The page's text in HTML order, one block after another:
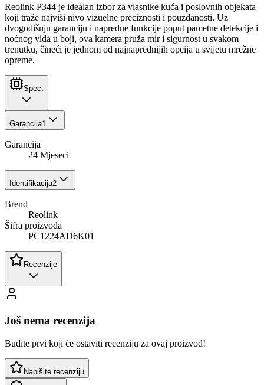
Reolink P344 je idealan izbor za vlasnike kuća i poslovnih objekata
koji traže najviši nivo vizuelne preciznosti i pouzdanosti. Uz
dvogodišnju garanciju i napredne funkcije poput pametne detekcije i
noćnog vida u boji, ova kamera pruža mir i sigurnost u svakom
trenutku, čineći je jednom od najnaprednijih opcija u svijetu mrežne
opreme.
Spec.
Garancija1
Garancija
24 Mjeseci
Identifikacija2
Brend
Reolink
Šifra proizvoda
PC1224AD6K01
Recenzije
Još nema recenzija
Budite prvi koji će ostaviti recenziju za ovaj proizvod!
Napišite recenziju